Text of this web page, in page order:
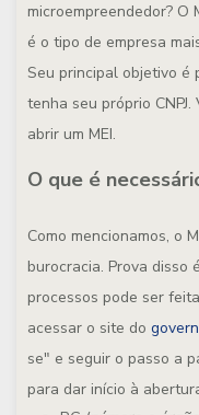
microempreendedor? O
é o tipo de empresa
Seu principal objetivo é
tenha seu próprio
abrir um MEI.
O que é
Como mencionamos, o
burocracia. Prova disso
processos pode ser
acessar o site do
se" e seguir o passo a
para dar início à